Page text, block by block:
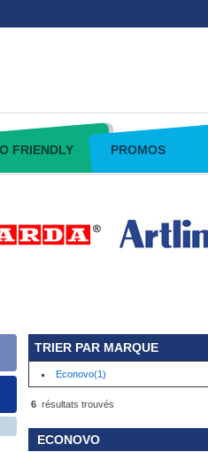
FRIENDLY PROMOS
TRIER PAR MARQUE
Econovo(1)
6 résultats trouvés
ECONOVO